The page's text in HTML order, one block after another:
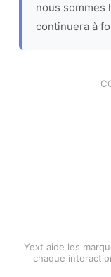
nous sommes
continuera à
Yext aide les
chaque